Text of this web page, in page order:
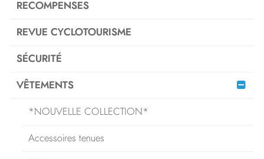
RECOMPENSES
REVUE CYCLOTOURISME
SÉCURITÉ
VÊTEMENTS
*NOUVELLE COLLECTION*
Accessoires tenues